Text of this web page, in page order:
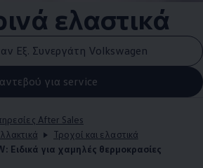
ελαστικά
Εξ. Συνεργάτη Volkswagen
για service
After Sales
Τροχοί και ελαστικά
Ειδικά για χαμηλές θερμοκρασίες